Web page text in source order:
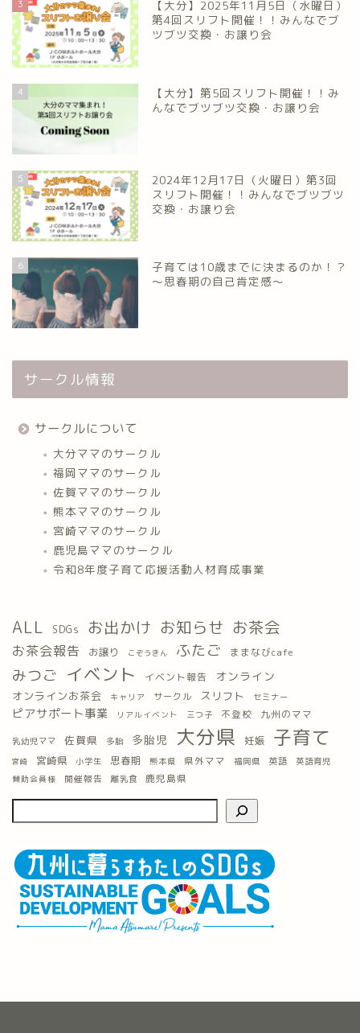
3
【大分】2025年11月5日（水曜日）
第4回スリフト開催！！みんなでブ
ツブツ交換・お譲り会
4
【大分】第5回スリフト開催！！み
んなでブツブツ交換・お譲り会
5
2024年12月17日（火曜日）第3回
スリフト開催！！みんなでブツブツ
交換・お譲り会
6
子育ては10歳までに決まるのか！？
～思春期の自己肯定感～
サークル情報
サークルについて
大分ママのサークル
福岡ママのサークル
佐賀ママのサークル
熊本ママのサークル
宮崎ママのサークル
鹿児島ママのサークル
令和8年度子育て応援活動人材育成事業
ALL SDGs お出かけ お知らせ お茶会
お茶会報告 お譲り こぞうきん ふたご ままなびcafe
みつご イベント イベント報告 オンライン
オンラインお茶会 キャリア サークル スリフト セミナー
ピアサポート事業 リアルイベント 三つ子 不登校 九州のママ
乳幼児ママ 佐賀県 多胎 多胎児 大分県 妊娠 子育て
宮崎 宮崎県 小学生 思春期 熊本県 県外ママ 福岡県 英語 英語育児
賛助会員様 開催報告 離乳食 鹿児島県